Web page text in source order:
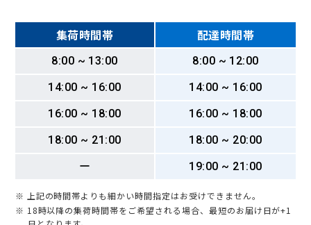
集荷時間帯 配達時間帯
8:00 ~ 13:00
8:00 ~ 12:00
14:00 ~ 16:00
14:00 ~ 16:00
16:00 ~ 18:00
16:00 ~ 18:00
18:00 ~ 21:00
18:00 ~ 20:00
ー
19:00 ~ 21:00
※ 上記の時間帯よりも細かい時間指定はお受けできません。
※ 18時以降の集荷時間帯をご希望される場合、最短のお届け日が+1